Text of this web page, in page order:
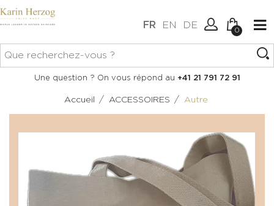
FR EN DE
Connexion
0
Aucun article dans votre
panier.
Une question ? On vous répond au +41 21 791 72 91
Accueil / ACCESSOIRES / Autre